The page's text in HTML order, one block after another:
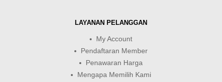
LAYANAN PELANGGAN
My Account
Pendaftaran Member
Penawaran Harga
Mengapa Memilih Kami